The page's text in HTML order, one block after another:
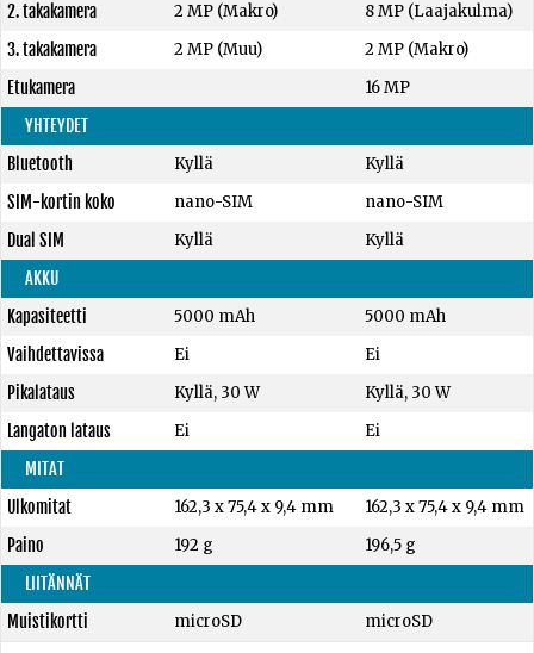
2. takakamera
2 MP (Makro)
8 MP (Laajakulma)
3. takakamera
2 MP (Muu)
2 MP (Makro)
Etukamera
16 MP
YHTEYDET
Bluetooth
Kyllä
Kyllä
SIM-kortin koko
nano-SIM
nano-SIM
Dual SIM
Kyllä
Kyllä
AKKU
Kapasiteetti
5000 mAh
5000 mAh
Vaihdettavissa
Ei
Ei
Pikalataus
Kyllä, 30 W
Kyllä, 30 W
Langaton lataus
Ei
Ei
MITAT
Ulkomitat
162,3 x 75,4 x 9,4 mm
162,3 x 75,4 x 9,4 mm
Paino
192 g
196,5 g
LIITÄNNÄT
Muistikortti
microSD microSD